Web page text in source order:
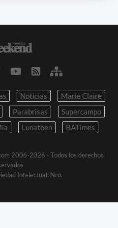
Noticias
Marie Claire
Parabrisas
Supercampo
Lunateen BATimes
2006-2026 - Todos los derechos
Intelectual: Nro.